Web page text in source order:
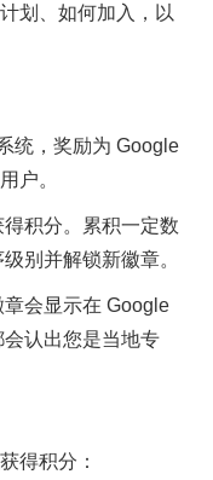
划、如何加入，以
统，奖励为 Google
户。
积分。累积一定数
别并解锁新徽章。
会显示在 Google
认出您是当地专
得积分：